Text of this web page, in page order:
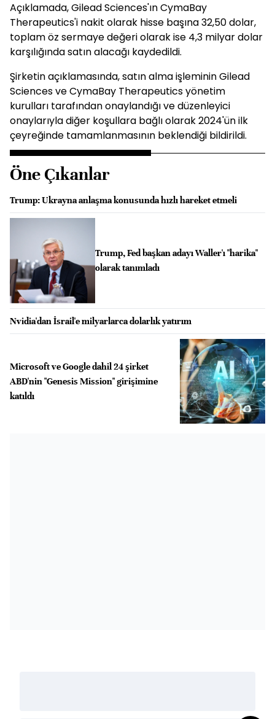
Açıklamada, Gilead Sciences'ın CymaBay
Therapeutics'i nakit olarak hisse başına 32,50 dolar,
toplam öz sermaye değeri olarak ise 4,3 milyar dolar
karşılığında satın alacağı kaydedildi.
Şirketin açıklamasında, satın alma işleminin Gilead
Sciences ve CymaBay Therapeutics yönetim
kurulları tarafından onaylandığı ve düzenleyici
onaylarıyla diğer koşullara bağlı olarak 2024'ün ilk
çeyreğinde tamamlanmasının beklendiği bildirildi.
Öne Çıkanlar
Trump: Ukrayna anlaşma konusunda hızlı hareket etmeli
Trump, Fed başkan adayı Waller'ı "harika"
olarak tanımladı
Nvidia'dan İsrail'e milyarlarca dolarlık yatırım
Microsoft ve Google dahil 24 şirket
ABD'nin "Genesis Mission" girişimine
katıldı